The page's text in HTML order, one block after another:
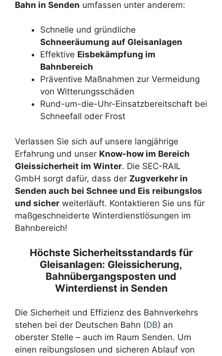
Bahn in Senden umfassen unter anderem:
Schnelle und gründliche
Schneeräumung auf Gleisanlagen
Effektive Eisbekämpfung im
Bahnbereich
Präventive Maßnahmen zur Vermeidung
von Witterungsschäden
Rund-um-die-Uhr-Einsatzbereitschaft bei
Schneefall oder Frost
Verlassen Sie sich auf unsere langjährige
Erfahrung und unser Know-how im Bereich
Gleissicherheit im Winter. Die SEC-RAIL
GmbH sorgt dafür, dass der Zugverkehr in
Senden auch bei Schnee und Eis reibungslos
und sicher weiterläuft. Kontaktieren Sie uns für
maßgeschneiderte Winterdienstlösungen im
Bahnbereich!
Höchste Sicherheitsstandards für
Gleisanlagen: Gleissicherung,
Bahnübergangsposten und
Winterdienst in Senden
Die Sicherheit und Effizienz des Bahnverkehrs
stehen bei der Deutschen Bahn (DB) an
oberster Stelle – auch im Raum Senden. Um
einen reibungslosen und sicheren Ablauf von